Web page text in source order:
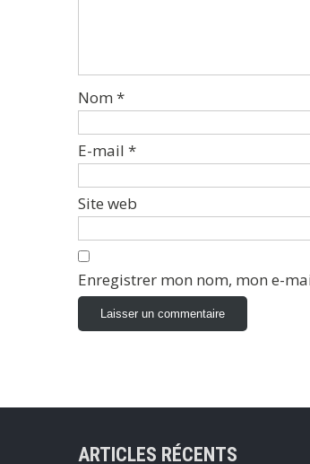
Nom *
E-mail *
Site web
Enregistrer mon nom, mon e-
ARTICLES RÉCENTS